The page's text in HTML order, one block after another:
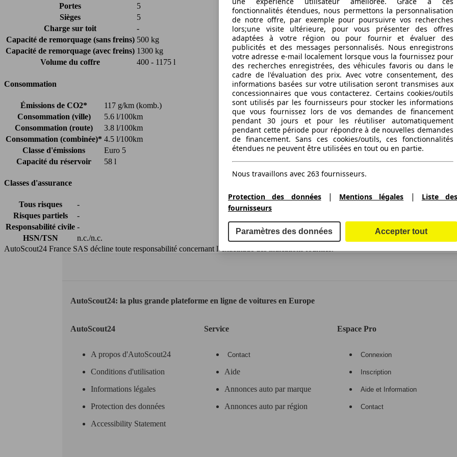
Portes
5
Sièges
5
Charge sur toit
-
Capacité de remorquage (sans freins) 500 kg
Capacité de remorquage (avec freins) 1300 kg
Volume du coffre
400 - 1175 l
Consommation
Émissions de CO2*
117 g/km (komb.)
Consommation (ville)
5.6 l/100km
Consommation (route)
3.8 l/100km
Consommation (combinée)* 4.5 l/100km
Classe d'émissions
Euro 5
Capacité du réservoir
58 l
Classes d'assurance
Tous risques
-
Risques partiels
-
Responsabilité civile -
HSN/TSN
n.c./n.c.
AutoScout24 France SAS décline toute responsabilité concernant l''exactitude des indications fournies.
AutoScout24: la plus grande plateforme en ligne de voitures en Europe
AutoScout24
A propos d'AutoScout24
Conditions d'utilisation
Informations légales
Protection des données
Accessibility Statement
Service
Contact
Aide
Annonces auto par marque
Annonces auto par région
Espace Pro
Connexion
Inscription
Aide et Information
Contact
fonctionnalités étendues, nous permettons la personnalisation
de notre offre, par exemple pour poursuivre vos recherches
lors;une visite ultérieure, pour vous présenter des offres
adaptées à votre région ou pour fournir et évaluer des
publicités et des messages personnalisés. Nous enregistrons
votre adresse e-mail localement lorsque vous la fournissez pour
des recherches enregistrées, des véhicules favoris ou dans le
cadre de l'évaluation des prix. Avec votre consentement, des
informations basées sur votre utilisation seront transmises aux
concessionnaires que vous contacterez. Certains cookies/outils
sont utilisés par les fournisseurs pour stocker les informations
que vous fournissez lors de vos demandes de financement
pendant 30 jours et pour les réutiliser automatiquement
pendant cette période pour répondre à de nouvelles demandes
de financement. Sans ces cookies/outils, ces fonctionnalités
étendues ne peuvent être utilisées en tout ou en partie.
Nous travaillons avec 263 fournisseurs.
Protection des données| Mentions légales |
Liste des
fournisseurs
Paramètres des données Accepter tout